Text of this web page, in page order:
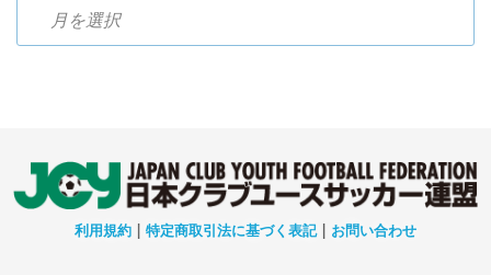
利用規約 | 特定商取引法に基づく表記| お問い合わせ